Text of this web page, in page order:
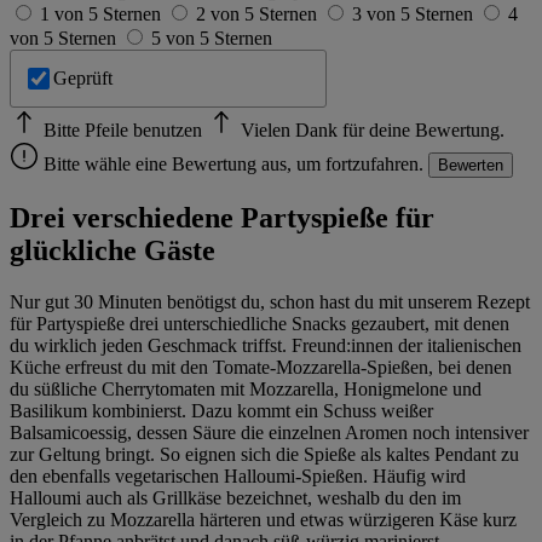
1 von 5 Sternen
2 von 5 Sternen 3 von 5 Sternen
4
von 5 Sternen
5 von 5 Sternen
Geprüft
Bitte Pfeile benutzen
Vielen Dank für deine Bewertung.
Bitte wähle eine Bewertung aus, um fortzufahren.
Bewerten
Drei verschiedene Partyspieße für
glückliche Gäste
Nur gut 30 Minuten benötigst du, schon hast du mit unserem Rezept
für Partyspieße drei unterschiedliche Snacks gezaubert, mit denen
du wirklich jeden Geschmack triffst. Freund:innen der italienischen
Küche erfreust du mit den Tomate-Mozzarella-Spießen, bei denen
du süßliche Cherrytomaten mit Mozzarella, Honigmelone und
Basilikum kombinierst. Dazu kommt ein Schuss weißer
Balsamicoessig, dessen Säure die einzelnen Aromen noch intensiver
zur Geltung bringt. So eignen sich die Spieße als kaltes Pendant zu
den ebenfalls vegetarischen Halloumi-Spießen. Häufig wird
Halloumi auch als Grillkäse bezeichnet, weshalb du den im
Vergleich zu Mozzarella härteren und etwas würzigeren Käse kurz